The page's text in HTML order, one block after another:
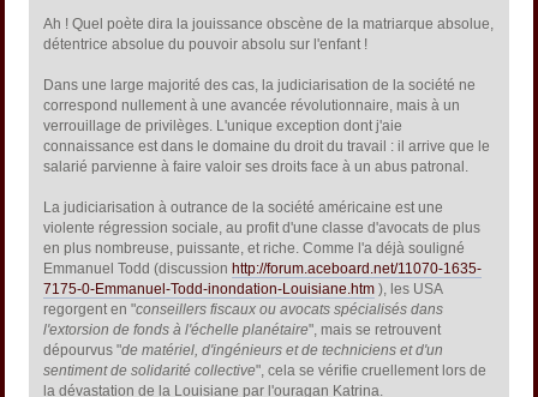
Ah ! Quel poète dira la jouissance obscène de la matriarque absolue,
détentrice absolue du pouvoir absolu sur l'enfant !
Dans une large majorité des cas, la judiciarisation de la société ne
correspond nullement à une avancée révolutionnaire, mais à un
verrouillage de privilèges. L'unique exception dont j'aie
connaissance est dans le domaine du droit du travail : il arrive que le
salarié parvienne à faire valoir ses droits face à un abus patronal.
La judiciarisation à outrance de la société américaine est une
violente régression sociale, au profit d'une classe d'avocats de plus
en plus nombreuse, puissante, et riche. Comme l'a déjà souligné
Emmanuel Todd (discussion http://forum.aceboard.net/11070-1635-
7175-0-Emmanuel-Todd-inondation-Louisiane.htm ), les USA
regorgent en "conseillers fiscaux ou avocats spécialisés dans
l'extorsion de fonds à l'échelle planétaire", mais se retrouvent
dépourvus "de matériel, d'ingénieurs et de techniciens et d'un
sentiment de solidarité collective", cela se vérifie cruellement lors de
la dévastation de la Louisiane par l'ouragan Katrina.